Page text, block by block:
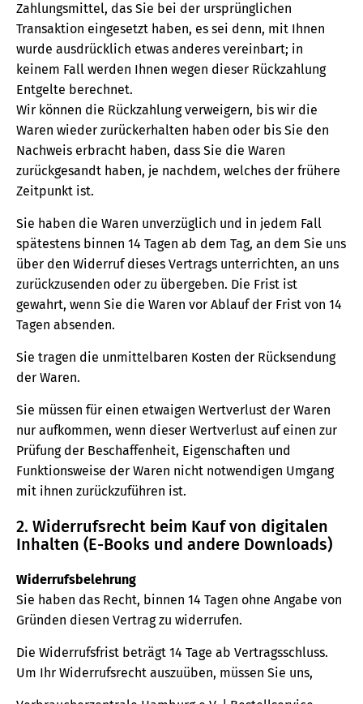
Zahlungsmittel, das Sie bei der ursprünglichen
Transaktion eingesetzt haben, es sei denn, mit Ihnen
wurde ausdrücklich etwas anderes vereinbart; in
keinem Fall werden Ihnen wegen dieser Rückzahlung
Entgelte berechnet.
Wir können die Rückzahlung verweigern, bis wir die
Waren wieder zurückerhalten haben oder bis Sie den
Nachweis erbracht haben, dass Sie die Waren
zurückgesandt haben, je nachdem, welches der frühere
Zeitpunkt ist.
Sie haben die Waren unverzüglich und in jedem Fall
spätestens binnen 14 Tagen ab dem Tag, an dem Sie uns
über den Widerruf dieses Vertrags unterrichten, an uns
zurückzusenden oder zu übergeben. Die Frist ist
gewahrt, wenn Sie die Waren vor Ablauf der Frist von 14
Tagen absenden.
Sie tragen die unmittelbaren Kosten der Rücksendung
der Waren.
Sie müssen für einen etwaigen Wertverlust der Waren
nur aufkommen, wenn dieser Wertverlust auf einen zur
Prüfung der Beschaffenheit, Eigenschaften und
Funktionsweise der Waren nicht notwendigen Umgang
mit ihnen zurückzuführen ist.
2. Widerrufsrecht beim Kauf von digitalen
Inhalten (E-Books und andere Downloads)
Widerrufsbelehrung
Sie haben das Recht, binnen 14 Tagen ohne Angabe von
Gründen diesen Vertrag zu widerrufen.
Die Widerrufsfrist beträgt 14 Tage ab Vertragsschluss.
Um Ihr Widerrufsrecht auszuüben, müssen Sie uns,